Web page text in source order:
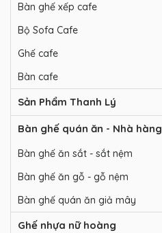
Bàn ghế xếp cafe
Bộ Sofa Cafe
Ghế cafe
Bàn cafe
Sản Phẩm Thanh Lý
Bàn ghế quán ăn - Nhà hàng
Bàn ghế ăn sắt - sắt nệm
Bàn ghế ăn gỗ - gỗ nệm
Bàn ghế quán ăn giả mây
Ghế nhựa nữ hoàng